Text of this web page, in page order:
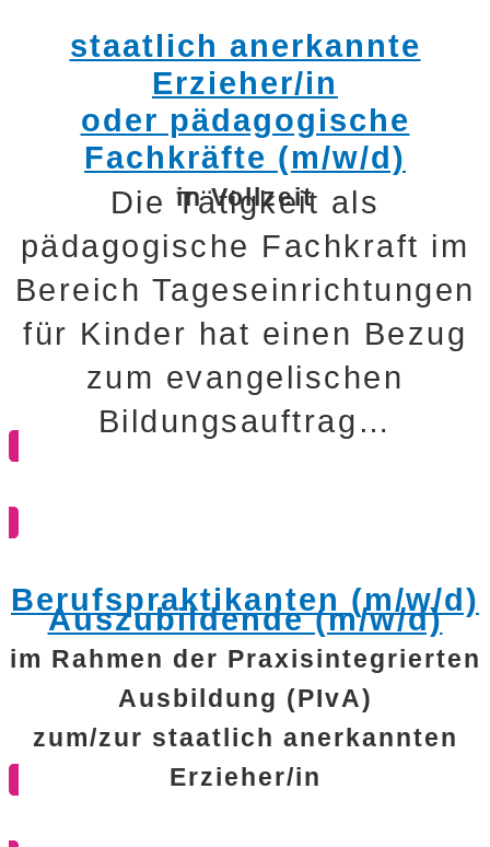
staatlich anerkannte
Erzieher/in
oder pädagogische
Fachkräfte (m/w/d)
in Vollzeit
Die Tätigkeit als
pädagogische Fachkraft im
Bereich Tageseinrichtungen
für Kinder hat einen Bezug
zum evangelischen
Bildungsauftrag…
Berufspraktikanten (m/w/d)
Auszubildende (m/w/d)
im Rahmen der Praxisintegrierten
Ausbildung (PIvA)
zum/zur staatlich anerkannten
Erzieher/in